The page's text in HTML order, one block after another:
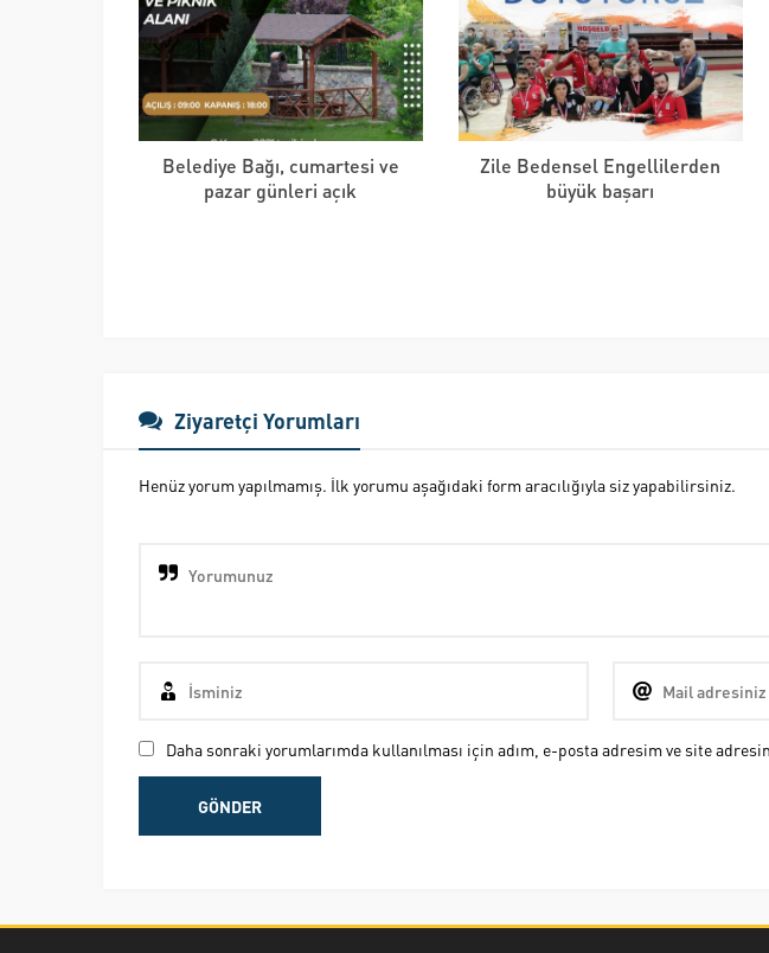
Belediye Bağı, cumartesi ve
pazar günleri açık
Zile Bedensel Engellilerden
büyük başarı
Ziyaretçi Yorumları
Henüz yorum yapılmamış. İlk yorumu aşağıdaki form aracılığıyla siz yapabilirsiniz.
Daha sonraki yorumlarımda kullanılması için adım, e-posta adresim ve site